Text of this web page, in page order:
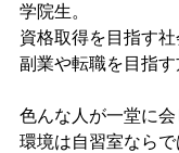
学院生。
資格取得を目指す社
副業や転職を目指す
色んな人が一堂に
環境は自習室ならで